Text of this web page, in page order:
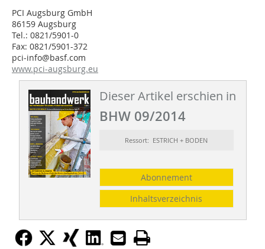
PCI Augsburg GmbH
86159 Augsburg
Tel.: 0821/5901-0
Fax: 0821/5901-372
pci-info@basf.com
www.pci-augsburg.eu
Dieser Artikel erschien in
BHW 09/2014
Ressort: ESTRICH + BODEN
Abonnement
Inhaltsverzeichnis